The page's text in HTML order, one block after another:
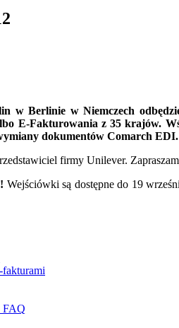
w Berlinie w Niemczech
E-Fakturowania z 35 krajów.
dokumentów Comarch EDI.
firmy Unilever.
Wejściówki są dostępne do 19
fakturami
FAQ